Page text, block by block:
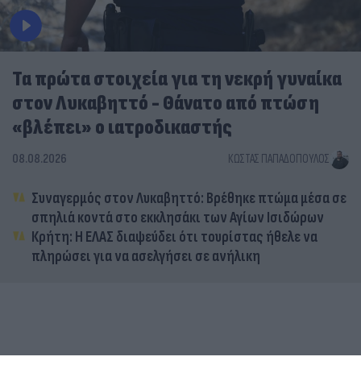
Τα πρώτα στοιχεία για τη νεκρή γυναίκα
στον Λυκαβηττό - Θάνατο από πτώση
«βλέπει» ο ιατροδικαστής
08.08.2026 ΚΏΣΤΑΣ ΠΑΠΑΔΌΠΟΥΛΟΣ
Συναγερμός στον Λυκαβηττό: Βρέθηκε πτώμα μέσα σε
σπηλιά κοντά στο εκκλησάκι των Αγίων Ισιδώρων
Κρήτη: Η ΕΛΑΣ διαψεύδει ότι τουρίστας ήθελε να
πληρώσει για να ασελγήσει σε ανήλικη